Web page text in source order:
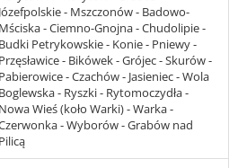
Józefpolskie - Mszczonów - Badowo-
Mściska - Ciemno-Gnojna - Chudolipie -
Budki Petrykowskie - Konie - Pniewy -
Przęsławice - Bikówek - Grójec - Skurów -
Pabierowice - Czachów - Jasieniec - Wola
Boglewska - Ryszki - Rytomoczydła -
Nowa Wieś (koło Warki) - Warka -
- Wyborów - Grabów nad
Pilicą